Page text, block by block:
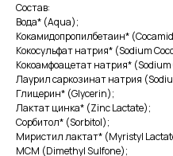
Состав:
Вода* (Aqua);
Кокамидопропилбетаин*
Кокосульфат натрия* (Sodium
Кокоамфоацетат натрия*
Лаурил саркозинат натрия
Глицерин* (Glycerin);
Лактат цинка* (Zinc Lactate);
Сорбитол* (Sorbitol);
Миристил лактат* (Myristyl
МСМ (Dimethyl Sulfone);